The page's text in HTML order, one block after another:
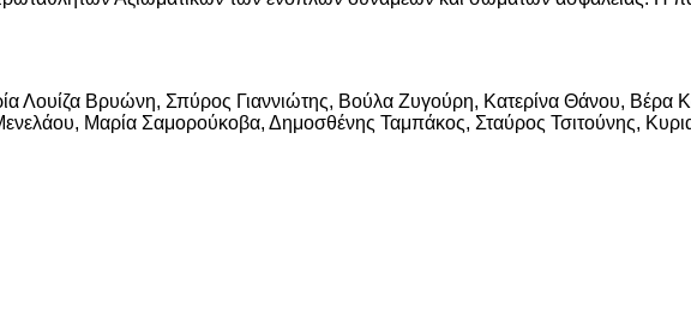
Λουίζα Βρυώνη, Σπύρος Γιαννιώτης, Βούλα Ζυγούρη, Κατερίνα Θάνου, Βέρα
Μαρία Σαμορούκοβα, Δημοσθένης Ταμπάκος, Σταύρος Τσιτούνης,